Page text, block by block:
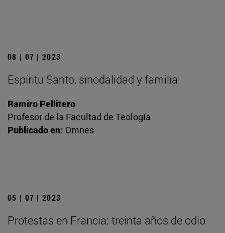
08 | 07 | 2023
Espíritu Santo, sinodalidad y familia
Ramiro Pellitero
Profesor de la Facultad de Teología
Publicado en: Omnes
05 | 07 | 2023
Protestas en Francia: treinta años de odio